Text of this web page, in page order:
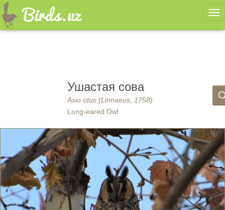
Ушастая сова
Asio otus (Linnaeus, 1758)
Long-eared Owl